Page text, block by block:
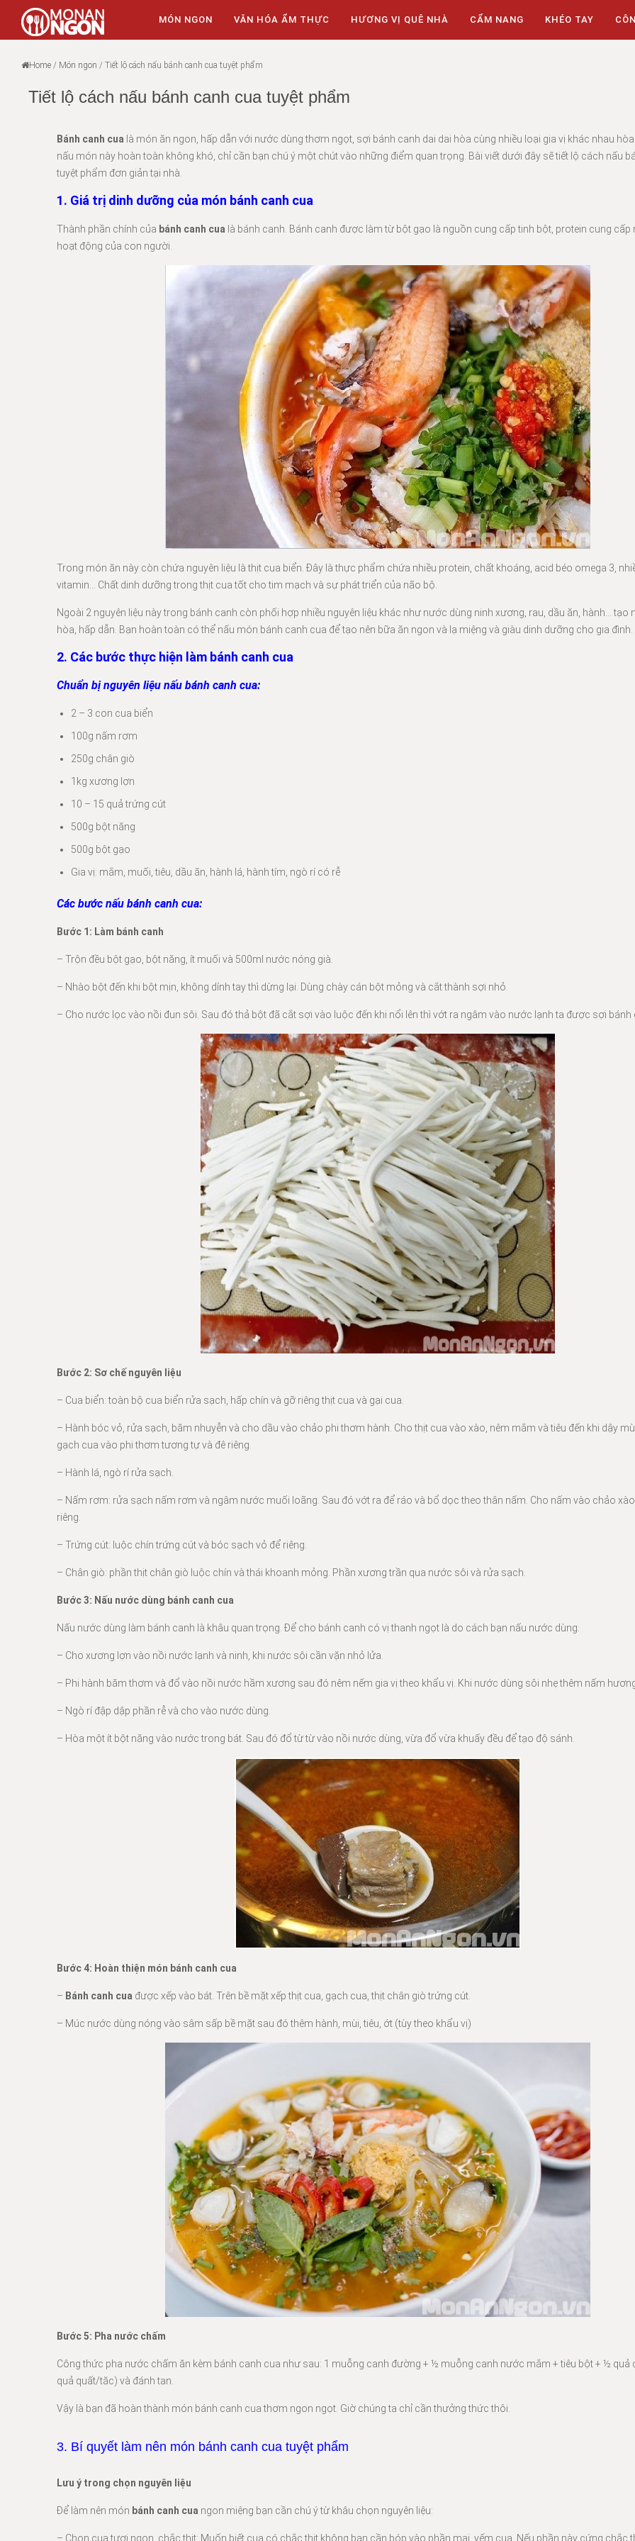
MÓN NGON VĂN HÓA ẨM THỰC HƯƠNG VỊ QUÊ NHÀ CẨM NANG KHÉO TAY
Home / Món ngon / Tiết lộ cách nấu bánh canh cua tuyệt phẩm
Tiết lộ cách nấu bánh canh cua tuyệt phẩm
Bánh canh cua là món ăn ngon, hấp dẫn với nước dùng thơm ngọt, sợi bánh canh dai dai hòa cùng nhiều loại gia vị khác nhau
nấu món này hoàn toàn không khó, chỉ cần bạn chú ý một chút vào những điểm quan trọng. Bài viết dưới đây sẽ tiết lộ cách nấu
tuyệt phẩm đơn giản tại nhà.
1. Giá trị dinh dưỡng của món bánh canh cua
Thành phần chính của bánh canh cua là bánh canh. Bánh canh được làm từ bột gạo là nguồn cung cấp tinh bột, protein cung cấp
hoạt động của con người.
Trong món ăn này còn chứa nguyên liệu là thịt cua biển. Đây là thực phẩm chứa nhiều protein, chất khoáng, acid béo omega 3,
vitamin… Chất dinh dưỡng trong thịt cua tốt cho tim mạch và sự phát triển của não bộ.
Ngoài 2 nguyên liệu này trong bánh canh còn phối hợp nhiều nguyên liệu khác như nước dùng ninh xương, rau, dầu ăn, hành… tạo
hòa, hấp dẫn. Bạn hoàn toàn có thể nấu món bánh canh cua để tạo nên bữa ăn ngon và lạ miệng và giàu dinh dưỡng cho gia đình.
2. Các bước thực hiện làm bánh canh cua
Chuẩn bị nguyên liệu nấu bánh canh cua:
2 – 3 con cua biển
100g nấm rơm
250g chân giò
1kg xương lợn
10 – 15 quả trứng cút
500g bột năng
500g bột gạo
Gia vị: mắm, muối, tiêu, dầu ăn, hành lá, hành tím, ngò rí có rễ
Các bước nấu bánh canh cua:
Bước 1: Làm bánh canh
– Trộn đều bột gạo, bột năng, ít muối và 500ml nước nóng già.
– Nhào bột đến khi bột mịn, không dính tay thì dừng lại. Dùng chày cán bột mỏng và cắt thành sợi nhỏ.
– Cho nước lọc vào nồi đun sôi. Sau đó thả bột đã cắt sợi vào luộc đến khi nổi lên thì vớt ra ngâm vào nước lạnh ta được sợi bánh
Bước 2: Sơ chế nguyên liệu
– Cua biển: toàn bộ cua biển rửa sạch, hấp chín và gỡ riêng thịt cua và gại cua.
– Hành bóc vỏ, rửa sạch, băm nhuyễn và cho dầu vào chảo phi thơm hành. Cho thịt cua vào xào, nêm mắm và tiêu đến khi dậy
gạch cua vào phi thơm tương tự và đê riêng.
– Hành lá, ngò rí rửa sạch.
– Nấm rơm: rửa sạch nấm rơm và ngâm nước muối loãng. Sau đó vớt ra để ráo và bổ dọc theo thân nấm. Cho nấm vào chảo
riêng.
– Trứng cút: luộc chín trứng cút và bóc sạch vỏ để riêng.
– Chân giò: phần thịt chân giò luộc chín và thái khoanh mỏng. Phần xương trần qua nước sôi và rửa sạch.
Bước 3: Nấu nước dùng bánh canh cua
Nấu nước dùng làm bánh canh là khâu quan trọng. Để cho bánh canh có vị thanh ngọt là do cách bạn nấu nước dùng:
– Cho xương lợn vào nồi nước lạnh và ninh, khi nước sôi cần vặn nhỏ lửa.
– Phi hành băm thơm và đổ vào nồi nước hầm xương sau đó nêm nếm gia vị theo khẩu vị. Khi nước dùng sôi nhẹ thêm nấm
– Ngò rí đập dập phần rễ và cho vào nước dùng.
– Hòa một ít bột năng vào nước trong bát. Sau đó đổ từ từ vào nồi nước dùng, vừa đổ vừa khuấy đều để tạo độ sánh.
Bước 4: Hoàn thiện món bánh canh cua
– Bánh canh cua được xếp vào bát. Trên bề mặt xếp thịt cua, gạch cua, thịt chân giò trứng cút.
– Múc nước dùng nóng vào sâm sấp bề mặt sau đó thêm hành, mùi, tiêu, ớt (tùy theo khẩu vị)
Bước 5: Pha nước chấm
Công thức pha nước chấm ăn kèm bánh canh cua như sau: 1 muỗng canh đường + ½ muỗng canh nước mắm + tiêu bột + ½ quả
quả quất/tăc) và đánh tan.
Vậy là bạn đã hoàn thành món bánh canh cua thơm ngon ngọt. Giờ chúng ta chỉ cần thưởng thức thôi.
3. Bí quyết làm nên món bánh canh cua tuyệt phẩm
Lưu ý trong chọn nguyên liệu
Để làm nên món bánh canh cua ngon miệng bạn cần chú ý từ khâu chọn nguyên liệu:
– Chọn cua tươi ngon, chắc thịt: Muốn biết cua có chắc thịt không bạn cần bóp vào phần mai, yếm cua. Nếu phần này cứng chắc